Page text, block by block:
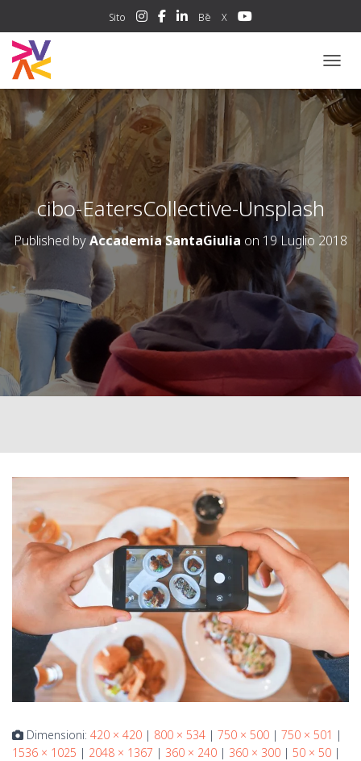
Sito Bē X
cibo-EatersCollective-Unsplash
Published byAccademia SantaGiulia on 19 Luglio 2018
Dimensioni: 420 × 420 | 800 × 534 | 750 × 500 | 750 × 501 |
1536 × 1025 | 2048 × 1367 | 360 × 240 | 360 × 300 | 50 × 50 |